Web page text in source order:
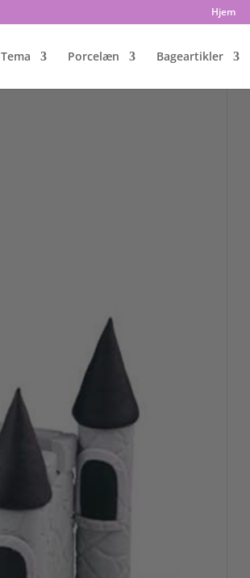
Hjem
Tema Porcelæn Bageartikler